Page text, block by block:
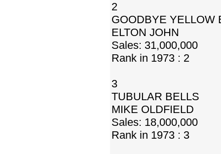
2
GOODBYE YELLOW
ELTON JOHN
Sales: 31,000,000
Rank in 1973 : 2
3
TUBULAR BELLS
MIKE OLDFIELD
Sales: 18,000,000
Rank in 1973 : 3